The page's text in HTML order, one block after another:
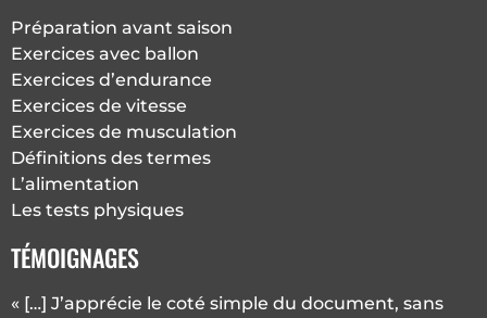
Préparation avant saison
Exercices avec ballon
Exercices d’endurance
Exercices de vitesse
Exercices de musculation
Définitions des termes
L’alimentation
Les tests physiques
TÉMOIGNAGES
« […] J’apprécie le coté simple du document, sans